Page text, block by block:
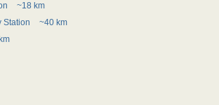
~18 km
Station
~40 km